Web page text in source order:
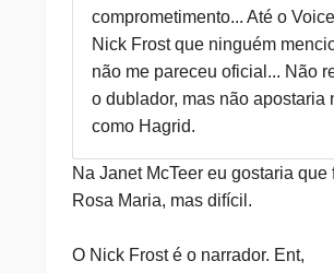
comprometimento... Até o
Nick Frost que ninguém
não me pareceu oficial... Não
o dublador, mas não apostaria
como Hagrid.
Na Janet McTeer eu gostaria que
Rosa Maria, mas difícil.
O Nick Frost é o narrador. Ent,